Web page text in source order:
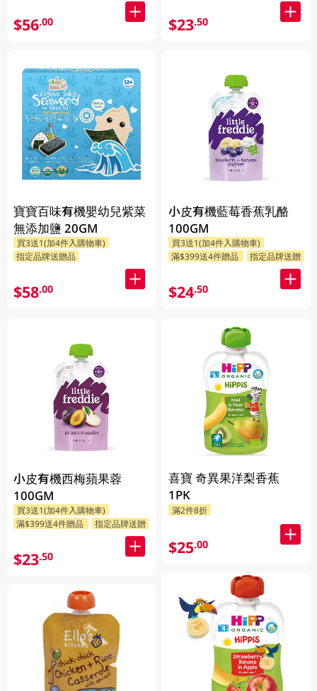
$56.00
寶寶百味有機嬰幼兒紫菜
無添加鹽 20GM
買3送1(加4件入購物車)
指定品牌送贈品
$58.00
小皮有機西梅蘋果蓉
100GM
買3送1(加4件入購物車)
滿$399送4件贈品
指定品牌送贈品
$23.50
$23.50
小皮有機藍莓香蕉乳酪
100GM
買3送1(加4件入購物車)
滿$399送4件贈品
指定品牌送贈品
$24.50
喜寶 奇異果洋梨香蕉
1PK
滿2件8折
$25.00